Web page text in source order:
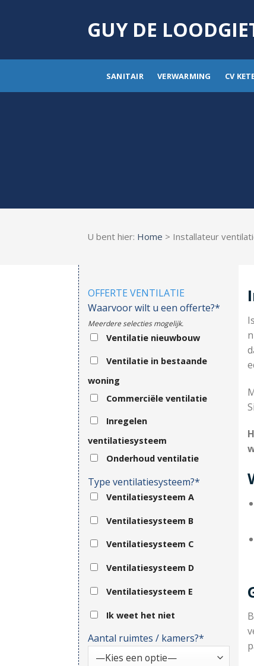
GUY DE
SANITAIR VERWARMING CV
U bent hier: Home > Installateur
OFFERTE VENTILATIE
Waarvoor wilt u een offerte?*
Meerdere selecties mogelijk.
Ventilatie nieuwbouw
Ventilatie in bestaande
woning
Commerciële ventilatie
Inregelen
ventilatiesysteem
Onderhoud ventilatie
Type ventilatiesysteem?*
Ventilatiesysteem A
Ventilatiesysteem B
Ventilatiesysteem C
Ventilatiesysteem D
Ventilatiesysteem E
Ik weet het niet
Aantal ruimtes / kamers?*